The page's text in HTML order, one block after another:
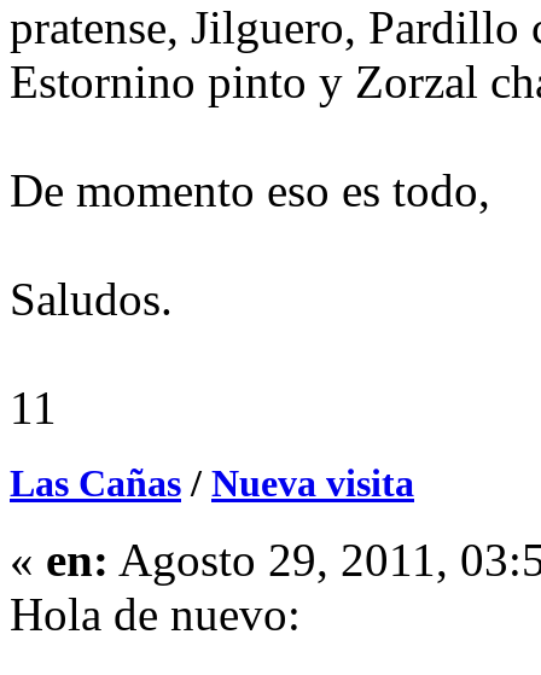
pratense, Jilguero, Pardillo
Estornino pinto y Zorzal
De momento eso es todo,
Saludos.
11
Las Cañas / Nueva visita
« en: Agosto 29, 2011,
Hola de nuevo: